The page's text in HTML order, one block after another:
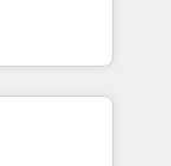
💻 - &
experience